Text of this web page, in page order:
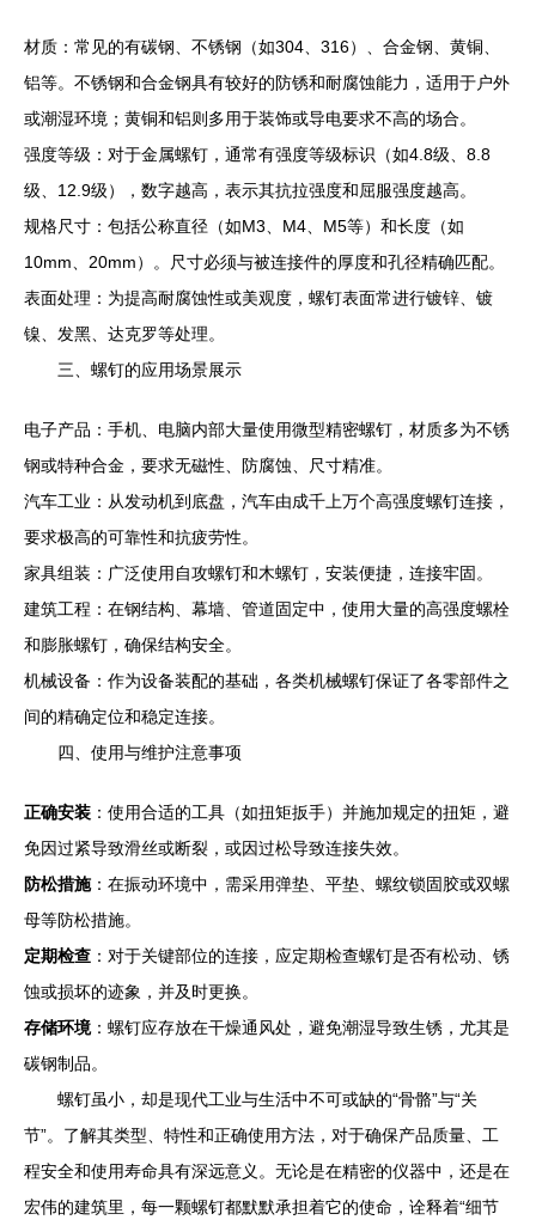
材质：常见的有碳钢、不锈钢（如304、316）、合金钢、黄铜、
铝等。不锈钢和合金钢具有较好的防锈和耐腐蚀能力，适用于户外
或潮湿环境；黄铜和铝则多用于装饰或导电要求不高的场合。
强度等级：对于金属螺钉，通常有强度等级标识（如4.8级、8.8
级、12.9级），数字越高，表示其抗拉强度和屈服强度越高。
规格尺寸：包括公称直径（如M3、M4、M5等）和长度（如
10mm、20mm）。尺寸必须与被连接件的厚度和孔径精确匹配。
表面处理：为提高耐腐蚀性或美观度，螺钉表面常进行镀锌、镀
镍、发黑、达克罗等处理。
三、螺钉的应用场景展示
电子产品：手机、电脑内部大量使用微型精密螺钉，材质多为不锈
钢或特种合金，要求无磁性、防腐蚀、尺寸精准。
汽车工业：从发动机到底盘，汽车由成千上万个高强度螺钉连接，
要求极高的可靠性和抗疲劳性。
家具组装：广泛使用自攻螺钉和木螺钉，安装便捷，连接牢固。
建筑工程：在钢结构、幕墙、管道固定中，使用大量的高强度螺栓
和膨胀螺钉，确保结构安全。
机械设备：作为设备装配的基础，各类机械螺钉保证了各零部件之
间的精确定位和稳定连接。
四、使用与维护注意事项
正确安装 ：使用合适的工具（如扭矩扳手）并施加规定的扭矩，避
免因过紧导致滑丝或断裂，或因过松导致连接失效。
防松措施：在振动环境中，需采用弹垫、平垫、螺纹锁固胶或双螺
母等防松措施。
定期检查 ：对于关键部位的连接，应定期检查螺钉是否有松动、锈
蚀或损坏的迹象，并及时更换。
存储环境：螺钉应存放在干燥通风处，避免潮湿导致生锈，尤其是
碳钢制品。
螺钉虽小，却是现代工业与生活中不可或缺的“骨骼”与“关
节”。了解其类型、特性和正确使用方法，对于确保产品质量、工
程安全和使用寿命具有深远意义。无论是在精密的仪器中，还是在
宏伟的建筑里，每一颗螺钉都默默承担着它的使命，诠释着“细节